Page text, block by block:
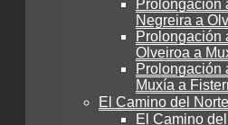
Prolongación
Negreira a
Prolongación
Olveiroa a
Prolongación
Muxía a
El Camino del
El Camino